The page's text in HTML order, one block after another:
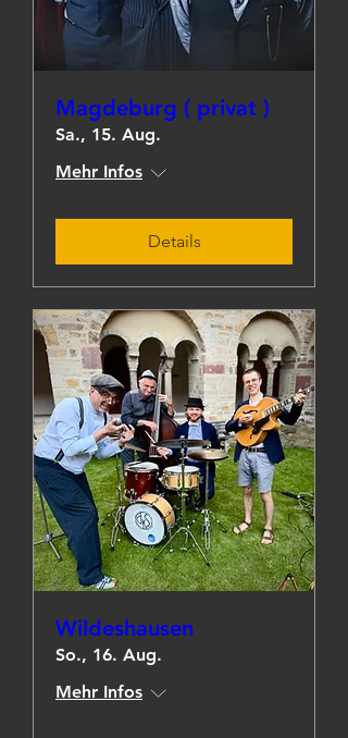
Magdeburg ( privat )
Sa., 15. Aug.
Mehr Infos
Details
Wildeshausen
So., 16. Aug.
Mehr Infos